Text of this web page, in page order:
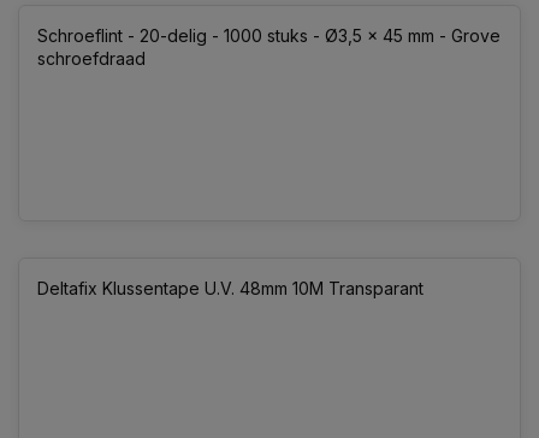
Schroeflint - 20-delig - 1000 stuks - Ø3,5 x 45 mm - Grove
schroefdraad
Deltafix Klussentape U.V. 48mm 10M Transparant